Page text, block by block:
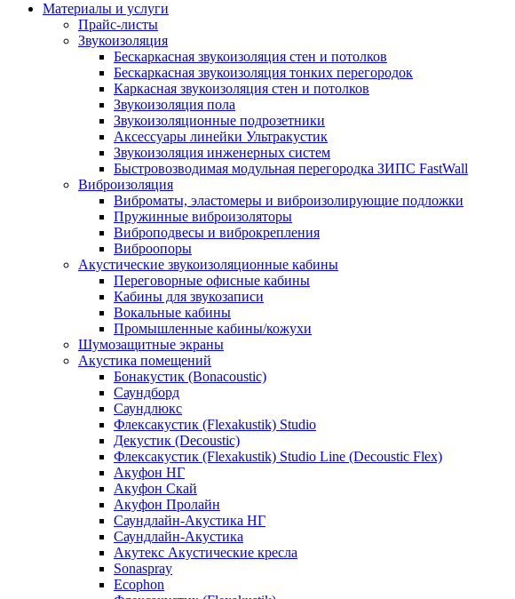
Материалы и услуги
Прайс-листы
Звукоизоляция
Бескаркасная звукоизоляция стен и потолков
Бескаркасная звукоизоляция тонких перегородок
Каркасная звукоизоляция стен и потолков
Звукоизоляция пола
Звукоизоляционные подрозетники
Аксессуары линейки Ультракустик
Звукоизоляция инженерных систем
Быстровозводимая модульная перегородка ЗИПС FastWall
Виброизоляция
Виброматы, эластомеры и виброизолирующие подложки
Пружинные виброизоляторы
Виброподвесы и виброкрепления
Виброопоры
Акустические звукоизоляционные кабины
Переговорные офисные кабины
Кабины для звукозаписи
Вокальные кабины
Промышленные кабины/кожухи
Шумозащитные экраны
Акустика помещений
Бонакустик (Bonacoustic)
Саундборд
Саундлюкс
Флексакустик (Flexakustik) Studio
Декустик (Decoustic)
Флексакустик (Flexakustik) Studio Line (Decoustic Flex)
Акуфон НГ
Акуфон Скай
Акуфон Пролайн
Саундлайн-Акустика НГ
Саундлайн-Акустика
Акутекс Акустические кресла
Sonaspray
Ecophon